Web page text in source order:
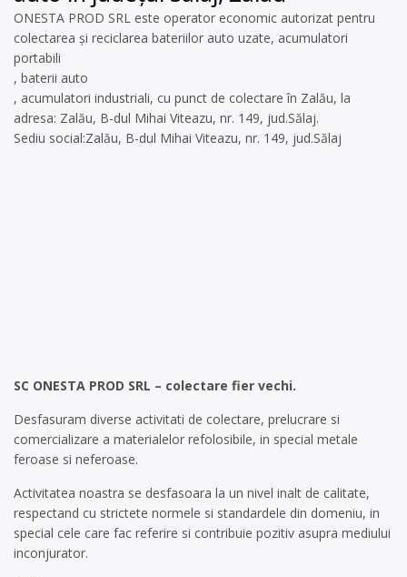
ONESTA PROD SRL este operator economic autorizat pentru
colectarea și reciclarea bateriilor auto uzate, acumulatori
portabili
, baterii auto
, acumulatori industriali, cu punct de colectare în Zalău, la
adresa: Zalău, B-dul Mihai Viteazu, nr. 149, jud.Sălaj.
Sediu social:Zalău, B-dul Mihai Viteazu, nr. 149, jud.Sălaj
SC ONESTA PROD SRL – colectare fier vechi.
Desfasuram diverse activitati de colectare, prelucrare si
comercializare a materialelor refolosibile, in special metale
feroase si neferoase.
Activitatea noastra se desfasoara la un nivel inalt de calitate,
respectand cu strictete normele si standardele din domeniu, in
special cele care fac referire si contribuie pozitiv asupra mediului
inconjurator.